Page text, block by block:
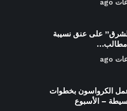
على عنق نسيبة
مطالب…
الكرواسون بخطوات
– الأسبوع